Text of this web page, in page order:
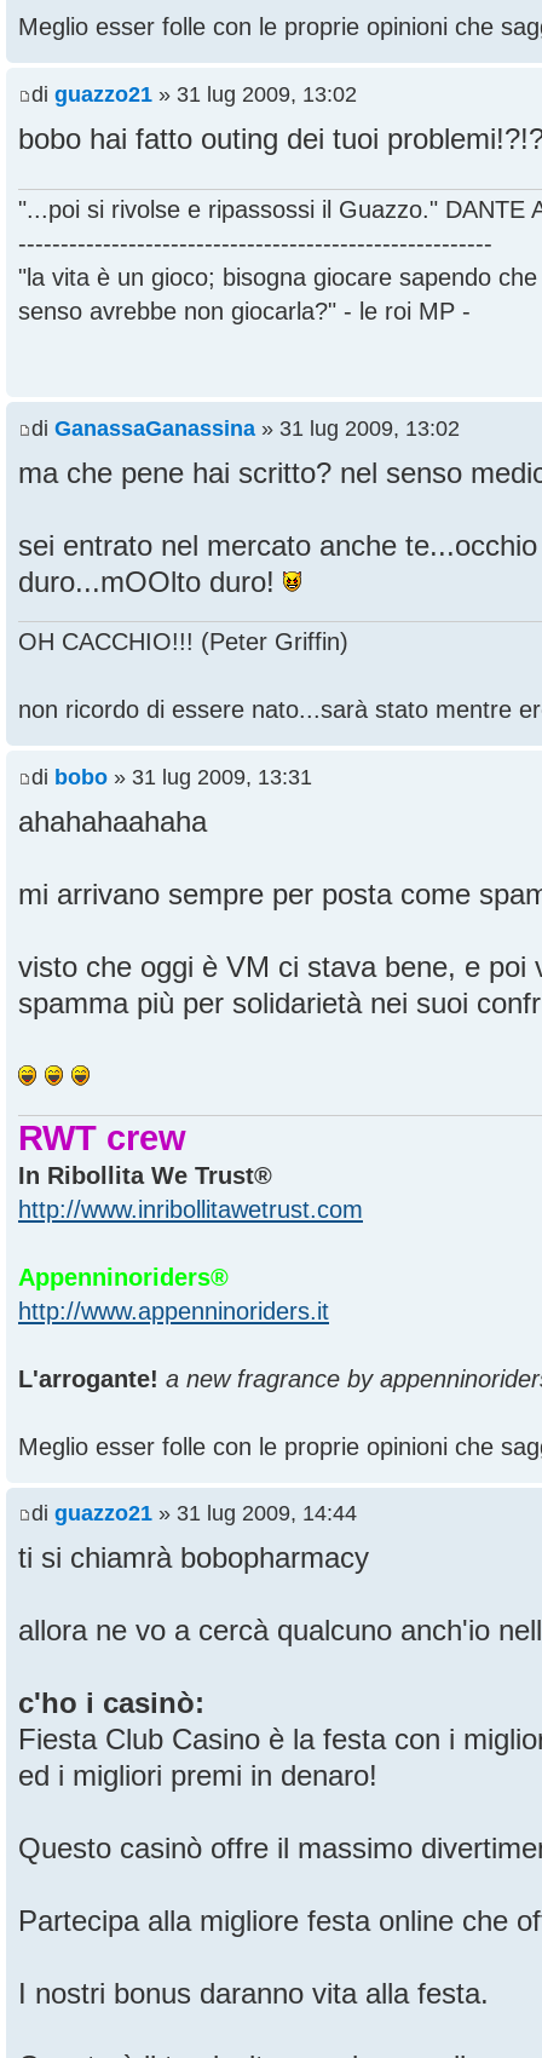
Meglio esser folle con le proprie opinioni che
di guazzo21 » 31 lug 2009, 13:02
bobo hai fatto outing dei tuoi
"...poi si rivolse e ripassossi il Guazzo." DANTE
--------------------------------------------------------
"la vita è un gioco; bisogna giocare sapendo
senso avrebbe non giocarla?" - le roi MP -
di GanassaGanassina » 31 lug 2009, 13:02
ma che pene hai scritto? nel senso
sei entrato nel mercato anche
duro...mOOlto duro!
OH CACCHIO!!! (Peter Griffin)
non ricordo di essere nato...sarà stato mentre
di bobo » 31 lug 2009, 13:31
ahahahaahaha
mi arrivano sempre per posta come
visto che oggi è VM ci stava bene, e poi
spamma più per solidarietà nei suoi
RWT crew
In Ribollita We Trust®
http://www.inribollitawetrust.com
Appenninoriders®
http://www.appenninoriders.it
L'arrogante! a new fragrance by
Meglio esser folle con le proprie opinioni che
di guazzo21 » 31 lug 2009, 14:44
ti si chiamrà bobopharmacy
allora ne vo a cercà qualcuno anch'io
c'ho i casinò:
Fiesta Club Casino è la festa con i
ed i migliori premi in denaro!
Questo casinò offre il massimo
Partecipa alla migliore festa online che
I nostri bonus daranno vita alla festa.